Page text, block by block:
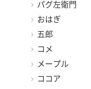
パグ左衛門
おはぎ
五郎
コメ
メープル
ココア